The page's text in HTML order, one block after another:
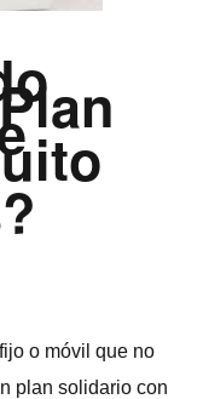
o móvil que no
plan solidario con